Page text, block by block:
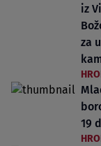
iz
za
19